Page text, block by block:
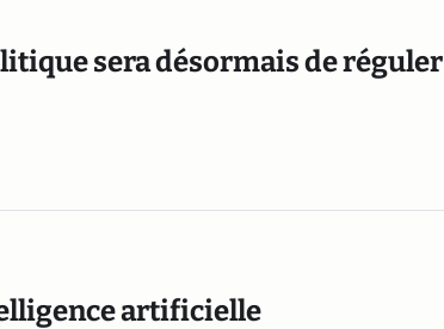
sera désormais de réguler
artificielle